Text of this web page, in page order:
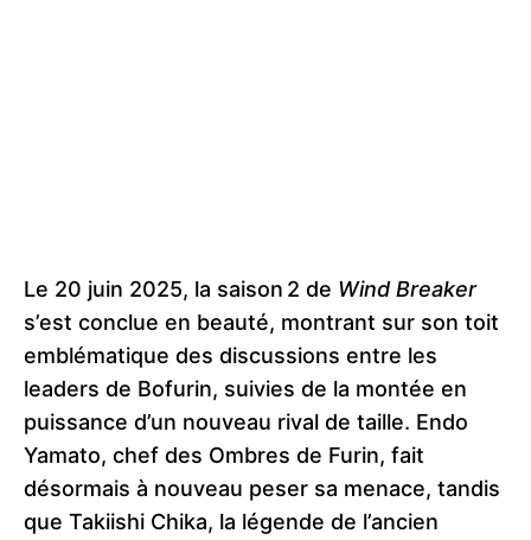
Le 20 juin 2025, la saison 2 de Wind Breaker
s’est conclue en beauté, montrant sur son toit
emblématique des discussions entre les
leaders de Bofurin, suivies de la montée en
puissance d’un nouveau rival de taille. Endo
Yamato, chef des Ombres de Furin, fait
désormais à nouveau peser sa menace, tandis
que Takiishi Chika, la légende de l’ancien